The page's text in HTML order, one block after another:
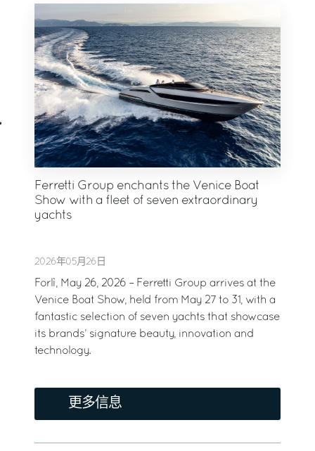
Ferretti Group enchants the Venice Boat
Show with a fleet of seven extraordinary
yachts
2026年05月26日
Forlì, May 26, 2026 – Ferretti Group arrives at the
Venice Boat Show, held from May 27 to 31, with a
fantastic selection of seven yachts that showcase
its brands’ signature beauty, innovation and
technology.
更多信息